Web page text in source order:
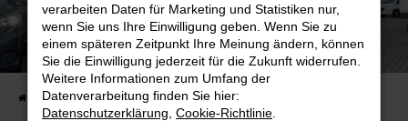
Fahrzeug-Showroom
Top Auswahl an Reisemobilen und PKW
Startseite Fahrzeugangebote Fahrzeugsuche
verarbeiten Daten für Marketing und Statistiken nur,
wenn Sie uns Ihre Einwilligung geben. Wenn Sie zu
einem späteren Zeitpunkt Ihre Meinung ändern, können
Sie die Einwilligung jederzeit für die Zukunft widerrufen.
Weitere Informationen zum Umfang der
Datenverarbeitung finden Sie hier:
Datenschutzerklärung Cookie-Richtlinie